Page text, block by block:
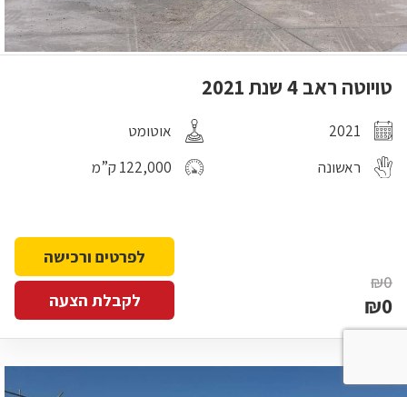
טויוטה ראב 4 שנת 2021
2021
אוטומט
ראשונה
122,000 ק”מ
₪0
₪0
לפרטים ורכישה
לקבלת הצעה